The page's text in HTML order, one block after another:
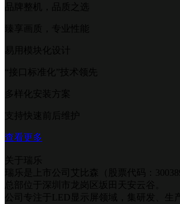
品牌整机，品质之选
臻享画质，专业性能
易用模块化设计
“接口标准化”技术领先
多样化安装方案
支持快速前后维护
查看更多
关于瑞乐
瑞乐是上市公司艾比森（股票代码：
总部位于深圳市龙岗区坂田天安云谷。
公司专注于LED显示屏领域，集研发、生